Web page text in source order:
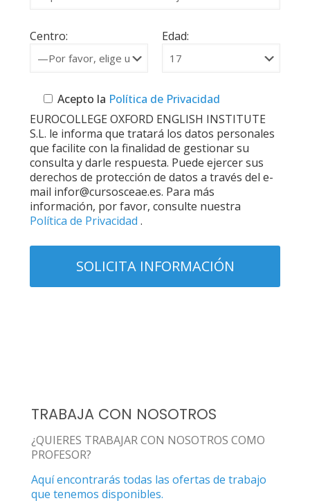
Centro: Edad:
Acepto la Política de Privacidad
EUROCOLLEGE OXFORD ENGLISH INSTITUTE
S.L. le informa que tratará los datos personales
que facilite con la finalidad de gestionar su
consulta y darle respuesta. Puede ejercer sus
derechos de protección de datos a través del e-
mail infor@cursosceae.es. Para más
información, por favor, consulte nuestra
Política de Privacidad .
TRABAJA CON NOSOTROS
¿QUIERES TRABAJAR CON NOSOTROS COMO
PROFESOR?
Aquí encontrarás todas las ofertas de trabajo
que tenemos disponibles.